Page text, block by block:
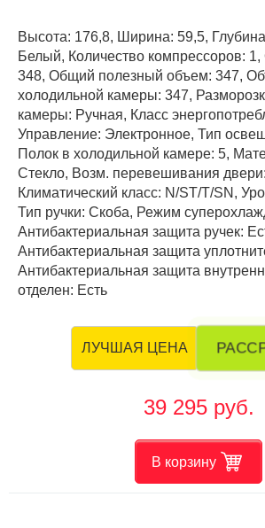
Высота: 176,8, Ширина: 59,5,
Белый, Количество компрессоров:
348, Общий полезный объем: 347,
холодильной камеры: 347,
камеры: Ручная, Класс
Управление: Электронное, Тип
Полок в холодильной камере: 5,
Стекло, Возм. перевешивания
Климатический класс: N/ST/T/SN,
Тип ручки: Скоба, Режим
Антибактериальная защита ручек:
Антибактериальная защита
Антибактериальная защита
отделен: Есть
ЛУЧШАЯ ЦЕНА
39 295 руб.
В корзину